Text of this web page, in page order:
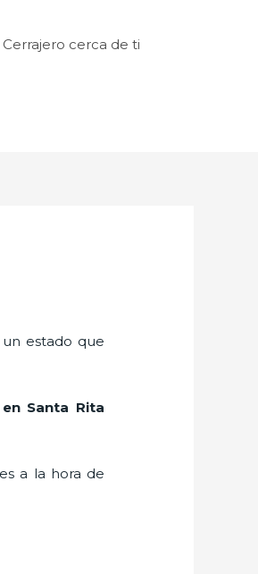
Cerrajero cerca de ti
estado que
Santa Rita
a la hora de